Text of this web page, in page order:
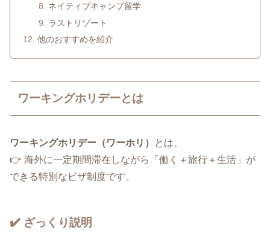
ネイティブキャンプ留学
ラストリゾート
他のおすすめを紹介
ワーキングホリデーとは
ワーキングホリデー（ワーホリ）
とは、
👉 海外に一定期間滞在しながら「働く＋旅行＋生活」が
できる特別なビザ制度です。
✔️ ざっくり説明